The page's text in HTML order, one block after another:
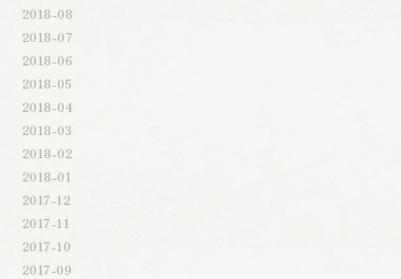
2018-08
2018-07
2018-06
2018-05
2018-04
2018-03
2018-02
2018-01
2017-12
2017-11
2017-10
2017-09